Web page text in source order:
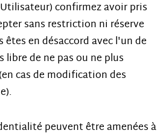
confirmez avoir pris
sans restriction ni réserve
êtes en désaccord avec l'un de
libre de ne pas ou ne plus
cas de modification des
peuvent être amenées à